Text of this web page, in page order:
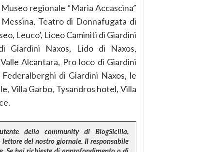
regionale “Maria Accascina”
Teatro di Donnafugata di
Leuco’, Liceo Caminiti di Giardini
Giardini Naxos, Lido di Naxos,
Alcantara, Pro loco di Giardini
di Giardini Naxos, le
Villa Garbo, Tysandros hotel, Villa
della community di BlogSicilia,
del nostro giornale. Il responsabile